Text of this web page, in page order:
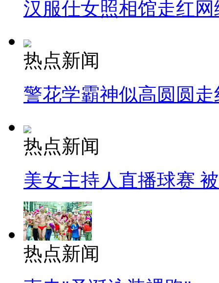
汉服仕女照相馆走红网
热点新闻
警花学霸神似高圆圆走
热点新闻
美女主持人直播球赛
热点新闻